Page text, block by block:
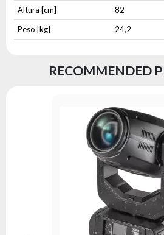
Altura [cm]
82
Peso [kg]
24,2
RECOMMENDED